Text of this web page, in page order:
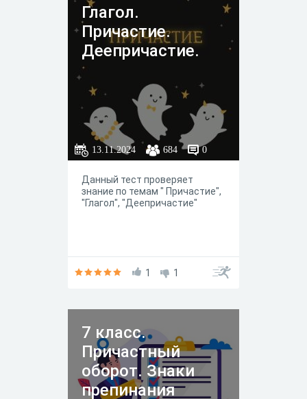
Глагол.
Причастие.
Деепричастие.
13.11.2024 684 0
Данный тест проверяет
знание по темам " Причастие",
"Глагол", "Деепричастие"
1 1
7 класс.
Причастный
оборот. Знаки
препинания